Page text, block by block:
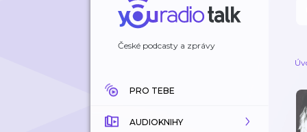
České podcasty a zprávy
PRO TEBE
AUDIOKNIHY